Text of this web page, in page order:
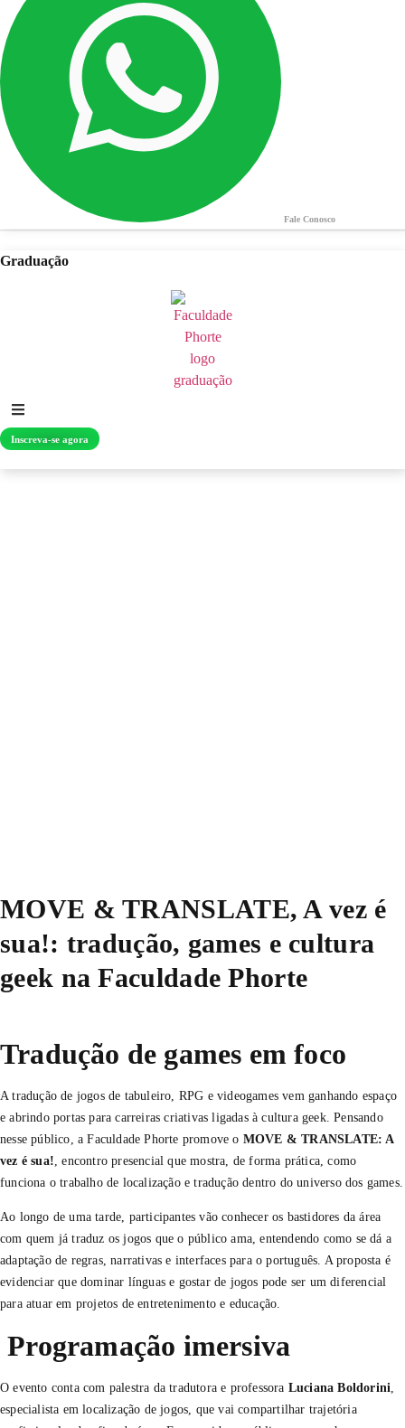
Fale Conosco
Graduação
Inscreva-se agora
MOVE & TRANSLATE, A vez é
sua!: tradução, games e cultura
geek na Faculdade Phorte
Tradução de games em foco
A tradução de jogos de tabuleiro, RPG e videogames vem ganhando espaço
e abrindo portas para carreiras criativas ligadas à cultura geek. Pensando
nesse público, a Faculdade Phorte promove o MOVE & TRANSLATE: A
vez é sua! , encontro presencial que mostra, de forma prática, como
funciona o trabalho de localização e tradução dentro do universo dos games.
Ao longo de uma tarde, participantes vão conhecer os bastidores da área
com quem já traduz os jogos que o público ama, entendendo como se dá a
adaptação de regras, narrativas e interfaces para o português. A proposta é
evidenciar que dominar línguas e gostar de jogos pode ser um diferencial
para atuar em projetos de entretenimento e educação.
Programação imersiva
O evento conta com palestra da tradutora e professora Luciana Boldorini
especialista em localização de jogos, que vai compartilhar trajetória